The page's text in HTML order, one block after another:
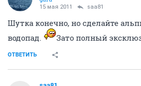
15 мая 2011 saa81
Шутка конечно, но сделайте
водопад.
Зато полный
ОТВЕТИТЬ